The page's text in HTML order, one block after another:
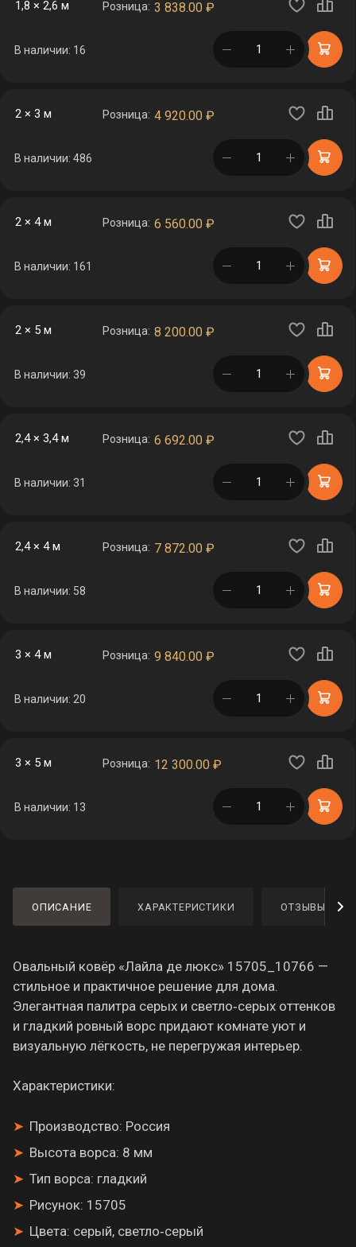
1,8 × 2,6 м Розница: 3 838.00 ₽
В наличии: 16 в корзине
2 × 3 м Розница: 4 920.00 ₽
В наличии: 486 в корзине
2 × 4 м Розница: 6 560.00 ₽
В наличии: 161 в корзине
2 × 5 м Розница: 8 200.00 ₽
В наличии: 39 в корзине
2,4 × 3,4 м Розница: 6 692.00 ₽
В наличии: 31 в корзине
2,4 × 4 м Розница: 7 872.00 ₽
В наличии: 58 в корзине
3 × 4 м Розница: 9 840.00 ₽
В наличии: 20 в корзине
3 × 5 м Розница: 12 300.00 ₽
В наличии: 13 в корзине
ОПИСАНИЕ ХАРАКТЕРИСТИКИ ОТЗЫВЫ
Овальный ковёр «Лайла де люкс» 15705_10766 —
стильное и практичное решение для дома.
Элегантная палитра серых и светло‑серых оттенков
и гладкий ровный ворс придают комнате уют и
визуальную лёгкость, не перегружая интерьер.
Характеристики:
Производство: Россия
Высота ворса: 8 мм
Тип ворса: гладкий
Рисунок: 15705
Цвета: серый, светло‑серый